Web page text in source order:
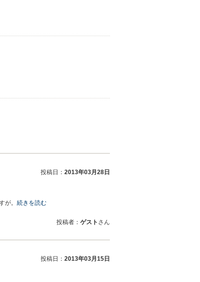
投稿日： 2013年03月28日
が。 続きを読む
投稿者： ゲスト さん
投稿日： 2013年03月15日